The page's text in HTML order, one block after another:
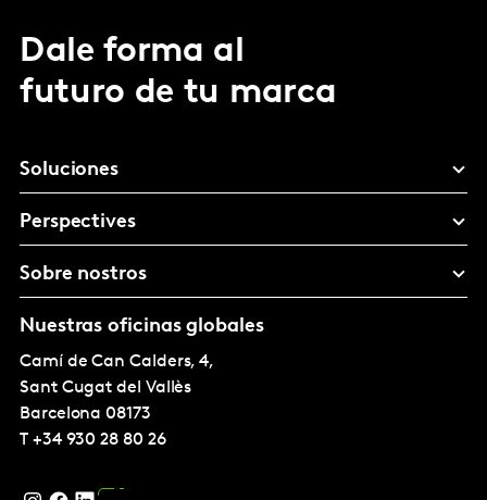
Dale forma al
futuro de tu marca
Soluciones
Perspectives
Sobre nostros
Nuestras oficinas globales
Camí de Can Calders, 4,
Sant Cugat del Vallès
Barcelona 08173
T +34 930 28 80 26